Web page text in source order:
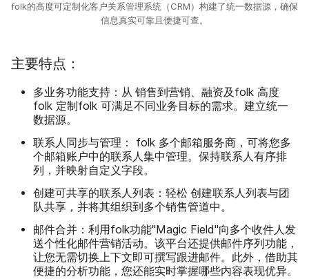
folk的高度可定制化客户关系管理系统（CRM）构建了统一数据源，确保
信息真实可靠且便捷可查。
主要特点：
多业务功能支持：从 销售到营销、融资及folk 高度
folk 定制folk 可满足不同业务目标的需求。建立统一
数据源。
联系人同步与管理：
folk 多个邮箱服务商，可将您多
个邮箱账户中的联系人集中管理。保持联系人有序排
列，并映射自定义字段。
创建可共享的联系人列表：轻松 创建联系人列表与团
队共享，并将其组织到多个销售管道中。
邮件合并： 利用folk功能"Magic Field"向多个收件人发
送个性化邮件营销活动。该平台还提供邮件序列功能，
让您无需切换上下文即可撰写跟进邮件。此外，借助其
便捷的分析功能，您还能实时掌握哪些内容表现优异。